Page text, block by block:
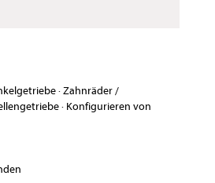
·Zahnräder /
· Konfigurieren von